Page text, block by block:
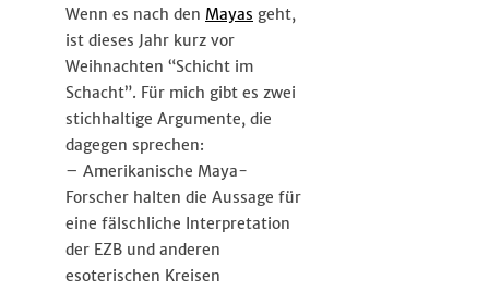
Wenn es nach den Mayas geht,
ist dieses Jahr kurz vor
Weihnachten “Schicht im
Schacht”. Für mich gibt es zwei
stichhaltige Argumente, die
dagegen sprechen:
– Amerikanische Maya-
Forscher halten die Aussage für
eine fälschliche Interpretation
der EZB und anderen
esoterischen Kreisen